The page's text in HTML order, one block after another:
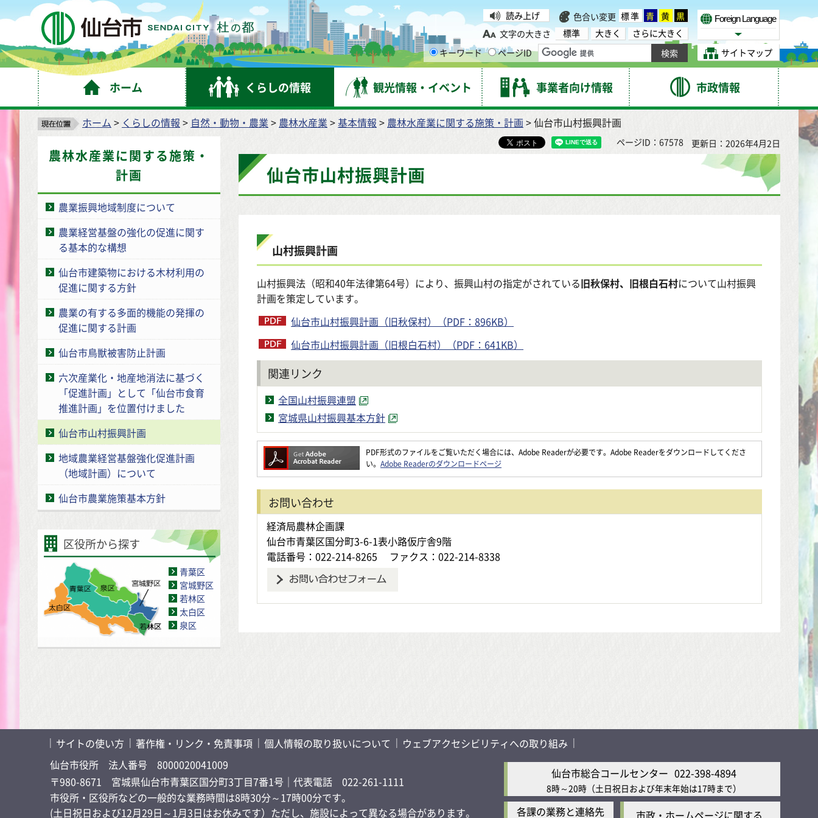
仙台市 読み上げ 色合い変更 標準 青 黄 黒
文字の大きさ
標準 大きく
さらに大きく
キーワード
ページID
Foreign Language
Select Language
サイトマップ
ホーム くらしの情報 観光情報・イベント 事業者向け情報 市政情報
ホーム > くらしの情報 > 自然・動物・農業 > 農林水産業 >基本情報 > 農林水産業に関する施策・計画 > 仙台市山村振興計画
農林水産業に関する施策・
計画
農業振興地域制度について
農業経営基盤の強化の促進に関す
る基本的な構想
仙台市建築物における木材利用の
促進に関する方針
農業の有する多面的機能の発揮の
促進に関する計画
仙台市鳥獣被害防止計画
六次産業化・地産地消法に基づく
「促進計画」として「仙台市食育
推進計画」を位置付けました
仙台市山村振興計画
地域農業経営基盤強化促進計画
（地域計画）について
仙台市農業施策基本方針
区役所から探す
青葉区
宮城野区
若林区
太白区
泉区
ページID：67578 更新日：2026年4月2日
仙台市山村振興計画
山村振興計画
山村振興法（昭和40年法律第64号）により、振興山村の指定がされている旧秋保村、旧根白石村について山村振興
計画を策定しています。
仙台市山村振興計画（旧秋保村）（PDF：896KB）
仙台市山村振興計画（旧根白石村）（PDF：641KB）
関連リンク
全国山村振興連盟
宮城県山村振興基本方針
PDF形式のファイルをご覧いただく場合には、Adobe Readerが必要です。Adobe Readerをダウンロードしてくださ
い。 Adobe Readerのダウンロードページ
お問い合わせ
経済局農林企画課
仙台市青葉区国分町3-6-1表小路仮庁舎9階
電話番号：022-214-8265
ファクス：022-214-8338
サイトの使い方 著作権・リンク・免責事項 個人情報の取り扱いについて
ウェブアクセシビリティへの取り組み
仙台市役所 法人番号 8000020041009
〒980-8671 宮城県仙台市青葉区国分町3丁目7番1号 ｜代表電話 022-261-1111
市役所・区役所などの一般的な業務時間は8時30分～17時00分です。
(土日祝日および12月29日～1月3日はお休みです）ただし、施設によって異なる場合があります。
仙台市総合コールセンター 022-398-4894
8時～20時 （土日祝日および年末年始は17時まで）
各課の業務と連絡先